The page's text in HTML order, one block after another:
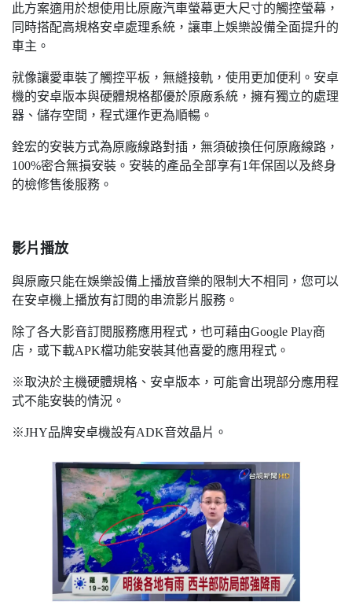
此方案適用於想使用比原廠汽車螢幕更大尺寸的觸控螢幕，
同時搭配高規格安卓處理系統，讓車上娛樂設備全面提升的
車主。
就像讓愛車裝了觸控平板，無縫接軌，使用更加便利。安卓
機的安卓版本與硬體規格都優於原廠系統，擁有獨立的處理
器、儲存空間，程式運作更為順暢。
銓宏的安裝方式為原廠線路對插，無須破換任何原廠線路，
100%密合無損安裝。安裝的產品全部享有1年保固以及終身
的檢修售後服務。
影片播放
與原廠只能在娛樂設備上播放音樂的限制大不相同，您可以
在安卓機上播放有訂閱的串流影片服務。
除了各大影音訂閱服務應用程式，也可藉由Google Play商
店，或下載APK檔功能安裝其他喜愛的應用程式。
※取決於主機硬體規格、安卓版本，可能會出現部分應用程
式不能安裝的情況。
※JHY品牌安卓機設有ADK音效晶片。